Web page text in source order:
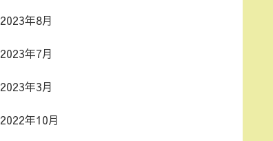
2023年8月
2023年7月
2023年3月
2022年10月